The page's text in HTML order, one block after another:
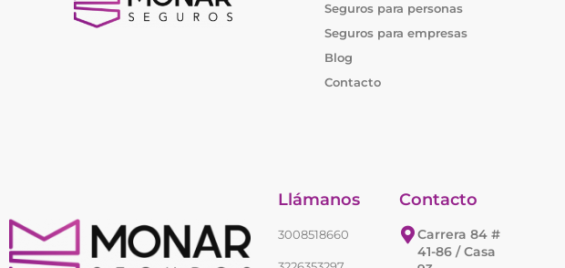
Seguros para personas
Seguros para empresas
Blog
Contacto
Llámanos
3008518660
Contacto
Carrera 84 #
41-86 / Casa